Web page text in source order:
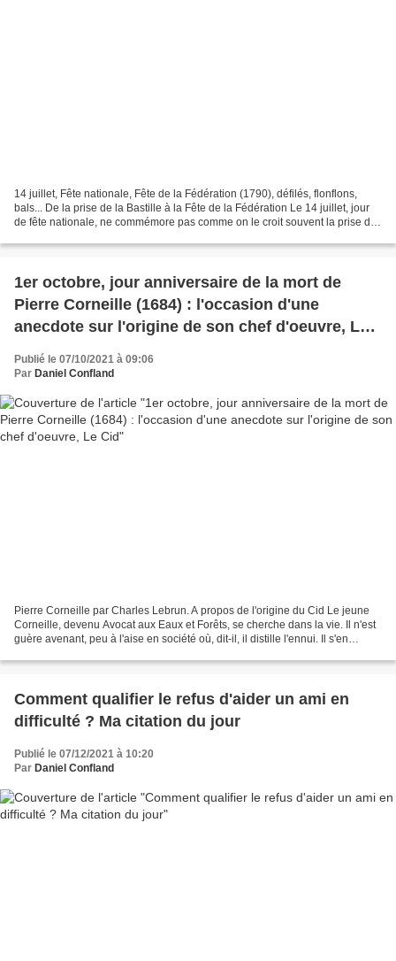
14 juillet, Fête nationale, Fête de la Fédération (1790), défilés, flonflons,
bals... De la prise de la Bastille à la Fête de la Fédération Le 14 juillet, jour
de fête nationale, ne commémore pas comme on le croit souvent la prise de
1er octobre, jour anniversaire de la mort de
Pierre Corneille (1684) : l'occasion d'une
anecdote sur l'origine de son chef d'oeuvre, Le
Publié le 07/10/2021 à 09:06
Par Daniel Confland
Pierre Corneille par Charles Lebrun. A propos de l'origine du Cid Le jeune
Corneille, devenu Avocat aux Eaux et Forêts, se cherche dans la vie. Il n'est
guère avenant, peu à l'aise en société où, dit-il, il distille l'ennui. Il s'en
Comment qualifier le refus d'aider un ami en
difficulté ? Ma citation du jour
Publié le 07/12/2021 à 10:20
Par Daniel Confland